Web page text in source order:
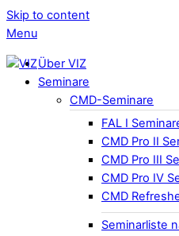
Skip to content
Menu
Über VIZ
Seminare
CMD-Seminare
FAL I
CMD Pro II
CMD Pro III
CMD Pro IV
CMD
Seminarliste